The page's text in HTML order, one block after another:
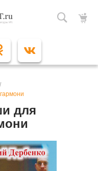
/
для